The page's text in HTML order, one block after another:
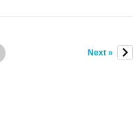
Next »